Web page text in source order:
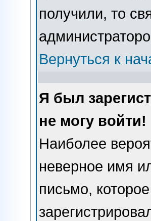
получили, то
Вернуться к
Я был
не могу войти!
Наиболее
неверное имя
письмо,